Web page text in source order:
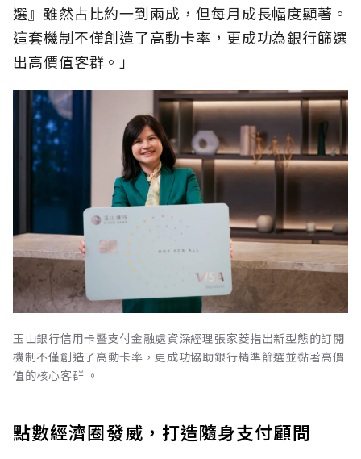
選』雖然占比約一到兩成，但每月成長幅度顯著。
這套機制不僅創造了高動卡率，更成功為銀行篩選
出高價值客群。」
玉山銀行信用卡暨支付金融處資深經理張家菱指出新型態的訂閱
機制不僅創造了高動卡率，更成功協助銀行精準篩選並黏著高價
值的核心客群 。
點數經濟圈發威，打造隨身支付顧問